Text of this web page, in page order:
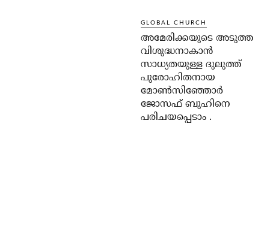
GLOBAL CHURCH
അമേരിക്കയുടെ അടുത്ത
വിശുദ്ധനാകാൻ
സാധ്യതയുള്ള ദുലുത്ത്
പുരോഹിതനായ
മോൺസിഞ്ഞോർ
ജോസഫ് ബുഹിനെ
പരിചയപ്പെടാം .